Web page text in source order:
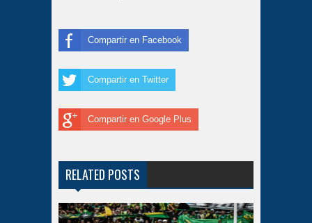
Compartir en Facebook
Compartir en Twitter
Compartir en Google Plus
RELATED POSTS